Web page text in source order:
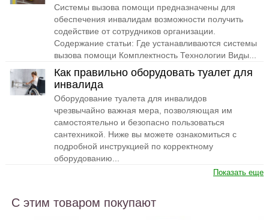
Системы вызова помощи предназначены для
обеспечения инвалидам возможности получить
содействие от сотрудников организации.
Содержание статьи: Где устанавливаются системы
вызова помощи Комплектность Технологии Виды...
Как правильно оборудовать туалет для
инвалида
Оборудование туалета для инвалидов
чрезвычайно важная мера, позволяющая им
самостоятельно и безопасно пользоваться
сантехникой. Ниже вы можете ознакомиться с
подробной инструкцией по корректному
оборудованию...
Показать еще
С этим товаром покупают